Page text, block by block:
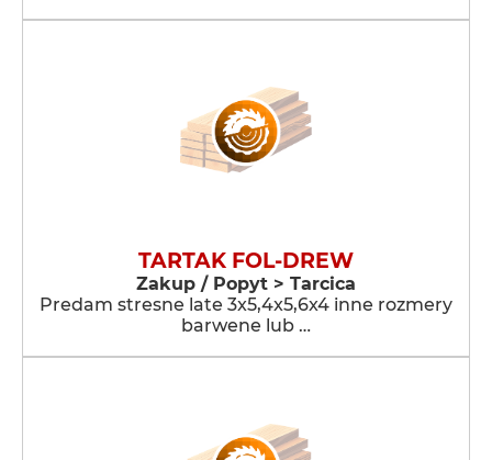
TARTAK FOL-DREW
Zakup / Popyt > Tarcica
Predam stresne late 3x5,4x5,6x4 inne rozmery
barwene lub …